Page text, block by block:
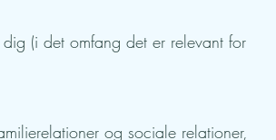
(i det omfang det er relevant for
og sociale relationer,